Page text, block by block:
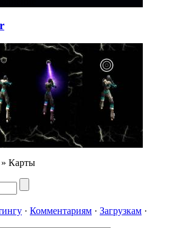
» Карты
· Комментариям · Загрузкам ·